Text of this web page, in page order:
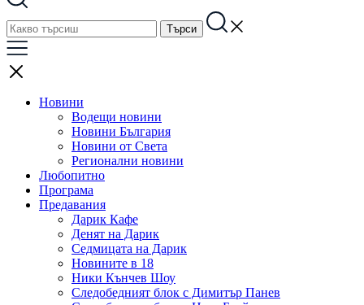
Новини
Водещи новини
Новини България
Новини от Света
Регионални новини
Любопитно
Програма
Предавания
Дарик Кафе
Денят на Дарик
Седмицата на Дарик
Новините в 18
Ники Кънчев Шоу
Следобедният блок с Димитър Панев